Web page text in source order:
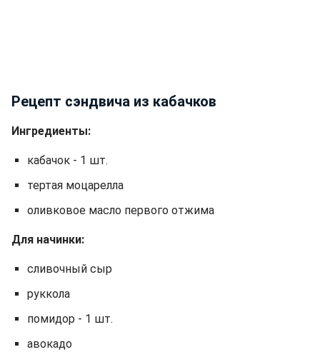
Рецепт сэндвича из кабачков
Ингредиенты:
кабачок - 1 шт.
тертая моцарелла
оливковое масло первого отжима
Для начинки:
сливочный сыр
руккола
помидор - 1 шт.
авокадо